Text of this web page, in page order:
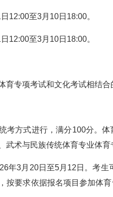
12:00至3月10日18:00。
12:00至3月10日18:00。
育专项考试和文化考试相结合
考方式进行，满分100分。
武术与民族传统体育专业体
年3月20日至5月12日。考生
按要求依据报名项目参加体